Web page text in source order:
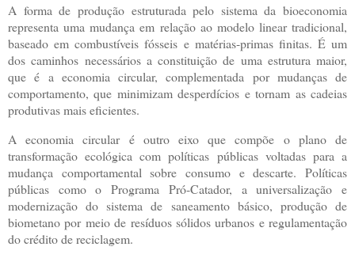
A forma de produção estruturada pelo sistema da bioeconomia
representa uma mudança em relação ao modelo linear tradicional,
baseado em combustíveis fósseis e matérias-primas finitas. É um
dos caminhos necessários a constituição de uma estrutura maior,
que é a economia circular, complementada por mudanças de
comportamento, que minimizam desperdícios e tornam as cadeias
produtivas mais eficientes.
A economia circular é outro eixo que compõe o plano de
transformação ecológica com políticas públicas voltadas para a
mudança comportamental sobre consumo e descarte. Políticas
públicas como o Programa Pró-Catador, a universalização e
modernização do sistema de saneamento básico, produção de
biometano por meio de resíduos sólidos urbanos e regulamentação
do crédito de reciclagem.